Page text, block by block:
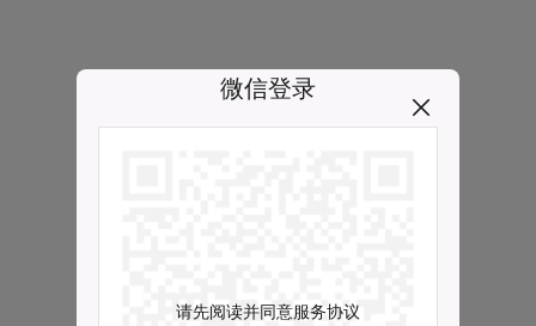
微信登录
请先阅读并同意服务协议